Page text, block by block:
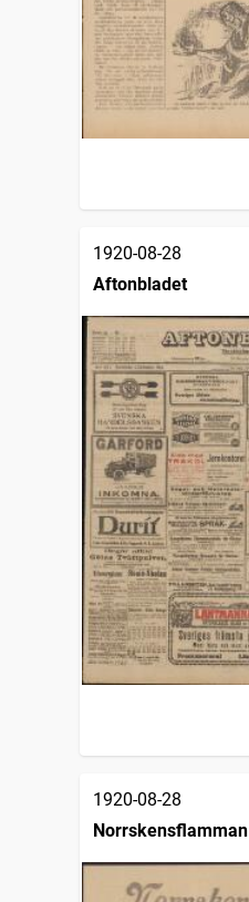
1920-08-28
Aftonbladet
1920-08-28
Norrskensflamman